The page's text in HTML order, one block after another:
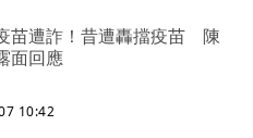
苗遭詐！昔遭轟擋疫苗 陳
面回應
10:42